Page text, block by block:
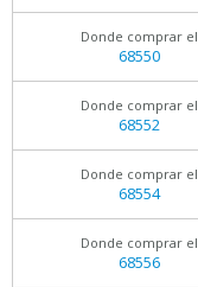
Donde comprar el
68550
Donde comprar el
68552
Donde comprar el
68554
Donde comprar el
68556